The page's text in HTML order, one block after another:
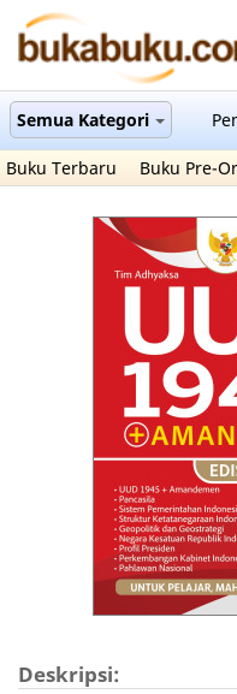
Semua Kategori
Buku Terbaru
Buku Pre-
Deskripsi: